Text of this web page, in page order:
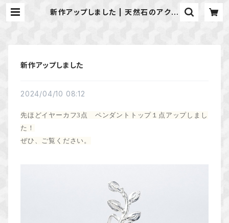
新作アップしました | 天然石のアクセ
新作アップしました
2024/04/10 08:12
先ほどイヤーカフ3点 ペンダントトップ１点アップしまし
た！
ぜひ、ご覧ください。